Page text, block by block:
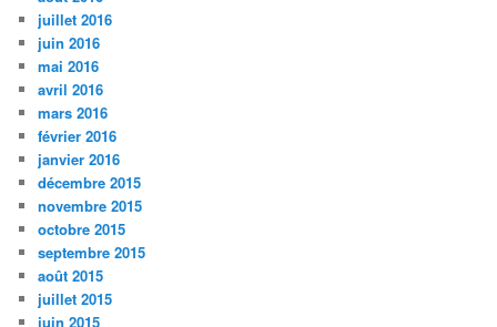
juillet 2016
juin 2016
mai 2016
avril 2016
mars 2016
février 2016
janvier 2016
décembre 2015
novembre 2015
octobre 2015
septembre 2015
août 2015
juillet 2015
juin 2015